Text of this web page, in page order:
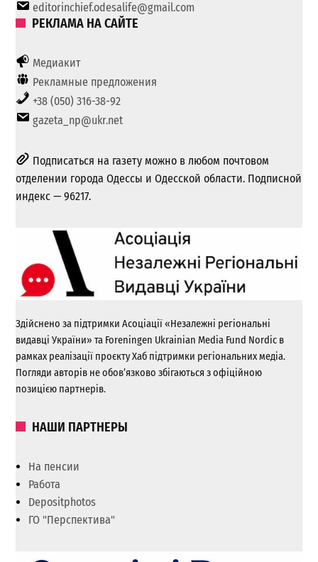
editorinchief.odesalife@gmail.com
РЕКЛАМА НА САЙТЕ
Медиакит
Рекламные предложения
+38 (050) 316-38-92
gazeta_np@ukr.net
Подписаться на газету можно в любом почтовом
отделении города Одессы и Одесской области. Подписной
индекс — 96217.
Здійснено за підтримки Асоціації «Незалежні регіональні
видавці України» та Foreningen Ukrainian Media Fund Nordic в
рамках реалізації проєкту Хаб підтримки регіональних медіа.
Погляди авторів не обов’язково збігаються з офіційною
позицією партнерів.
НАШИ ПАРТНЕРЫ
На пенсии
Работа
Depositphotos
ГО "Перспектива"